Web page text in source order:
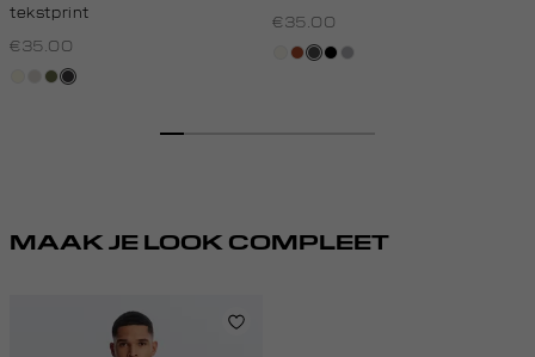
tekstprint
€35.00
taupe,
groen,
grijs,
€35.00
creme,
bruin
donkergrijs
zwart
grijs,
MAAK JE LOOK COMPLEET